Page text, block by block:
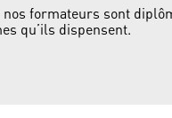
nos formateurs sont
qu’ils dispensent.